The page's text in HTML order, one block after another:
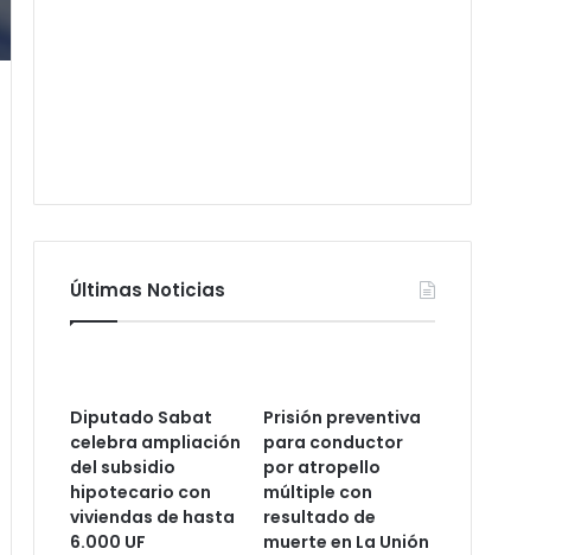
Últimas Noticias
Diputado Sabat
celebra ampliación
del subsidio
hipotecario con
viviendas de hasta
6.000 UF
Prisión preventiva
para conductor
por atropello
múltiple con
resultado de
muerte en La Unión